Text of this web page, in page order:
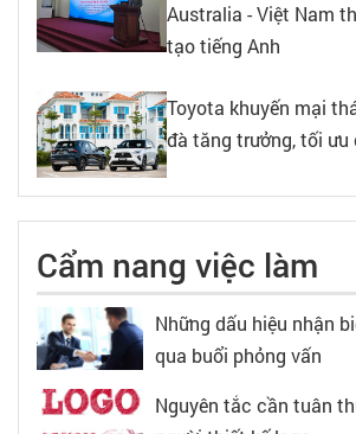
Australia - Việt Nam
tạo tiếng Anh
Toyota khuyến mại
đà tăng trưởng, tối ưu
Cẩm nang việc làm
Những dấu hiệu nhận
qua buổi phỏng vấn
Nguyên tắc cần tuân